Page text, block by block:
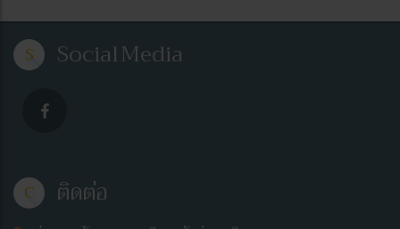
S SocialMedia
C ติดต่อ